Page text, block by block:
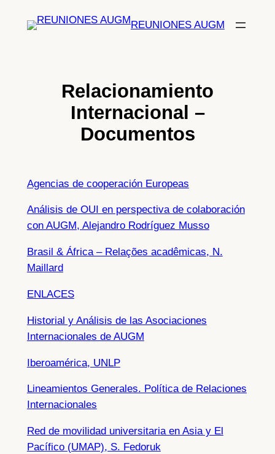
REUNIONES AUGM
Relacionamiento
Internacional –
Documentos
Agencias de cooperación Europeas
Análisis de OUI en perspectiva de colaboración
con AUGM, Alejandro Rodríguez Musso
Brasil & África – Relações acadêmicas, N.
Maillard
ENLACES
Historial y Análisis de las Asociaciones
Internacionales de AUGM
Iberoamérica, UNLP
Lineamientos Generales. Política de Relaciones
Internacionales
Red de movilidad universitaria en Asia y El
Pacífico (UMAP), S. Fedoruk